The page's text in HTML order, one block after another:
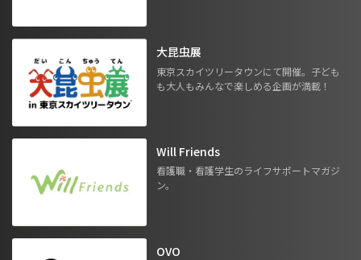
大昆虫展
東京スカイツリータウンにて開催。子ども
も大人もみんなで楽しめる企画が満載！
Will Friends
看護職・看護学生のライフサポートマガジ
ン。
OVO